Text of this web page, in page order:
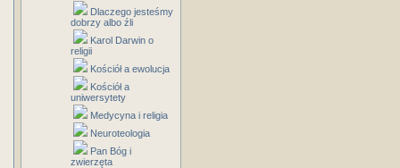
Dlaczego jesteśmy
dobrzy albo źli
Karol Darwin o
religii
Kościół a ewolucja
Kościół a
uniwersytety
Medycyna i religia
Neuroteologia
Pan Bóg i
zwierzęta